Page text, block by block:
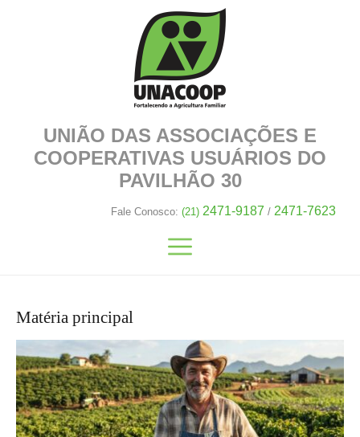
UNIÃO DAS ASSOCIAÇÕES E
COOPERATIVAS USUÁRIOS DO
PAVILHÃO 30
Fale Conosco: (21) 2471-9187 / 2471-7623
Matéria principal